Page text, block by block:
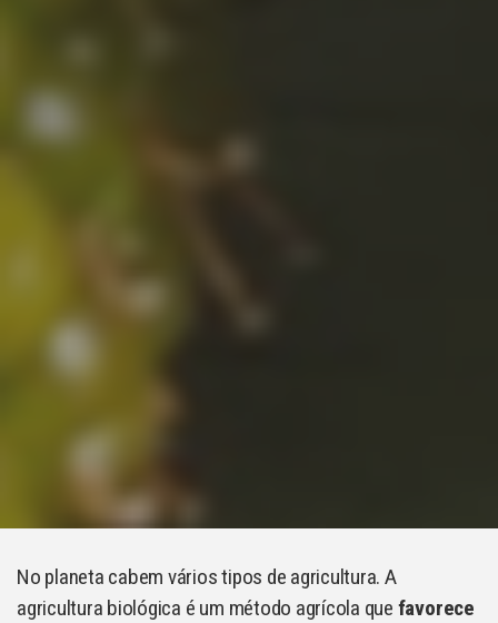
No planeta cabem vários tipos de agricultura. A
agricultura biológica é um método agrícola que favorece